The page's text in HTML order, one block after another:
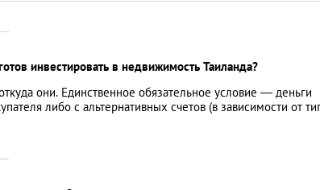
инвестировать в недвижимость Таиланда?
они. Единственное обязательное условие — деньги
либо с альтернативных счетов (в зависимости от
интервью с
зарубежной
компании Knight
АНАЛИТИЧЕСКИЕ СТАТЬИ